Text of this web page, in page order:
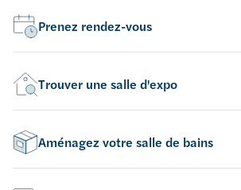
Prenez rendez-vous
Trouver une salle d'expo
Aménagez votre salle de bains